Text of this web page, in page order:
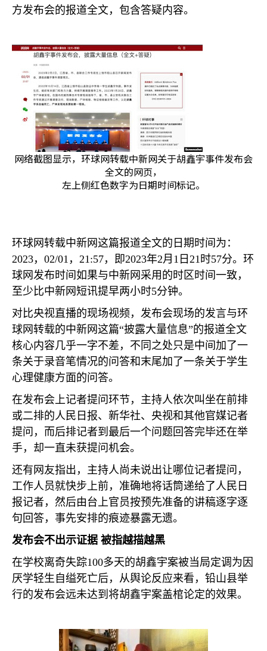
方发布会的报道全文，包含答疑内容。
网络截图显示，环球网转载中新网关于胡鑫宇事件发布会
全文的网页，
左上侧红色数字为日期时间标记。
环球网转载中新网这篇报道全文的日期时间为：
2023， 02/01 ， 21:57，即2023年2月 1 日 21时57分。环
球网发布时间如果与中新网采用的时区时间一致，
至少比中新网短讯提早两小时5分钟。
对比央视直播的现场视频，发布会现场的发言与环
球网转载的中新网这篇“披露大量信息”的报道全文
核心内容几乎一字不差，不同之处只是中间加了一
条关于录音笔情况的问答和末尾加了一条关于学生
心理健康方面的问答。
在发布会上记者提问环节，主持人依次叫坐在前排
或二排的人民日报、新华社、央视和其他官媒记者
提问，而后排记者到最后一个问题回答完毕还在举
手，却一直未获提问机会。
还有网友指出，主持人尚未说出让哪位记者提问，
工作人员就快步上前，准确地将话筒递给了人民日
报记者，然后由台上官员按预先准备的讲稿逐字逐
句回答，事先安排的痕迹暴露无遗。
发布会不出示证据 被指越描越黑
在学校离奇失踪100多天的胡鑫宇案被当局定调为因
厌学轻生自缢死亡后，从舆论反应来看，铅山县举
行的发布会远未达到将胡鑫宇案盖棺论定的效果。